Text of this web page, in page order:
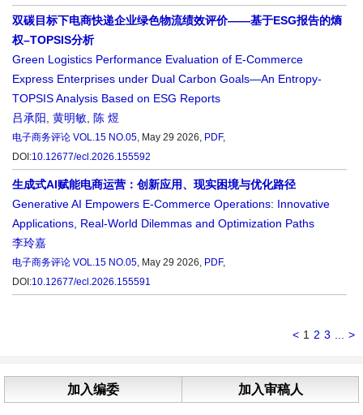
双碳目标下电商快递企业绿色物流绩效评价——基于ESG报告的熵
权–TOPSIS分析
Green Logistics Performance Evaluation of E-Commerce
Express Enterprises under Dual Carbon Goals—An Entropy-
TOPSIS Analysis Based on ESG Reports
吕承阳, 黄明敏, 陈 煜
电子商务评论 VOL.15 NO.05, May 29 2026, PDF,
DOI:10.12677/ecl.2026.155592
生成式AI赋能电商运营：创新应用、现实困境与优化路径
Generative AI Empowers E-Commerce Operations: Innovative
Applications, Real-World Dilemmas and Optimization Paths
李玲嘉
电子商务评论 VOL.15 NO.05, May 29 2026, PDF,
DOI:10.12677/ecl.2026.155591
< 1 2 3 ... >
加入编委 加入审稿人